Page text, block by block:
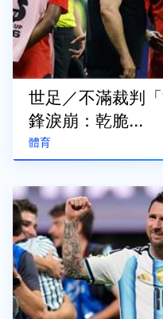
體育
世足／不滿裁判
鋒淚崩：乾脆...